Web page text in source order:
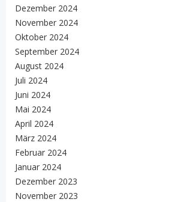
Dezember 2024
November 2024
Oktober 2024
September 2024
August 2024
Juli 2024
Juni 2024
Mai 2024
April 2024
März 2024
Februar 2024
Januar 2024
Dezember 2023
November 2023